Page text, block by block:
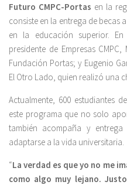
Futuro CMPC-Portas en la
consiste en la entrega de becas
en la educación superior.
presidente de Empresas
Fundación Portas; y Eugenio
El Otro Lado, quien realizó una
Actualmente, 600 estudiantes
este programa que no solo
también acompaña y
adaptarse a la vida universitaria.
“La verdad es que yo no me
como algo muy lejano.